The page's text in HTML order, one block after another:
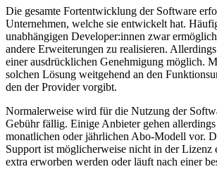
Die gesamte Fortentwicklung der Software
Unternehmen, welche sie entwickelt hat.
unabhängigen Developer:innen zwar
andere Erweiterungen zu realisieren.
einer ausdrücklichen Genehmigung möglich.
solchen Lösung weitgehend an den
den der Provider vorgibt.
Normalerweise wird für die Nutzung der
Gebühr fällig. Einige Anbieter gehen
monatlichen oder jährlichen Abo-Modell vor.
Support ist möglicherweise nicht in der Lizenz
extra erworben werden oder läuft nach einer